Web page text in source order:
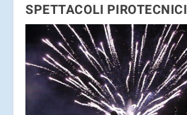
SPETTACOLI PIROTECNICI